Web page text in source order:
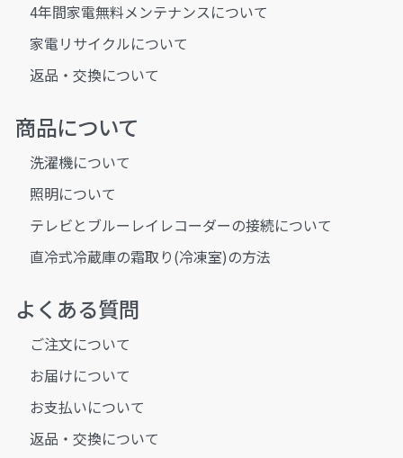
4年間家電無料メンテナンスについて
家電リサイクルについて
返品・交換について
商品について
洗濯機について
照明について
テレビとブルーレイレコーダーの接続について
直冷式冷蔵庫の霜取り(冷凍室)の方法
よくある質問
ご注文について
お届けについて
お支払いについて
返品・交換について